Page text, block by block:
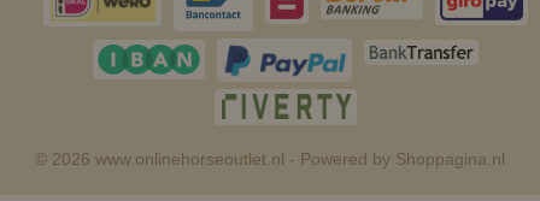
© 2026 www.onlinehorseoutlet.nl - Powered by Shoppagina.nl